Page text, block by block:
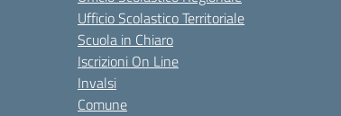
Ufficio Scolastico Territoriale
Scuola in Chiaro
Iscrizioni On Line
Invalsi
Comune